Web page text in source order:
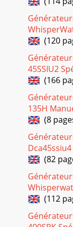
Page 19
PAGE 26 —
— REV. #2 (12/
Dimensions
Page 20
DCA-85SSJU —
(12/21/01) —
Page 21
PAGE 28 —
— REV. #2 (12/
8. Control Panel
Page 22
(12/21/01) —
definitions
Page 23 -
DCA-85SSJU —
(120
45SSIU2
(166
135H
(8
(82
(112